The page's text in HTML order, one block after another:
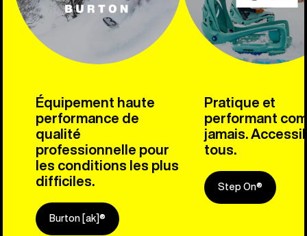
Équipement haute
performance de
qualité
professionnelle pour
les conditions les plus
difficiles.
Burton [ak]®
Pratique et
performant
jamais.
tous.
Step On®